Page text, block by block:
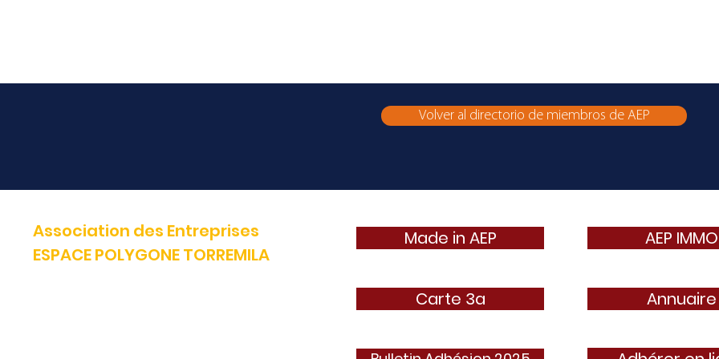
Volver al directorio de miembros de AEP
Association des Entreprises
ESPACE POLYGONE TORREMILA
Made in AEP
Carte 3a
AEP IMMO
Annuaire